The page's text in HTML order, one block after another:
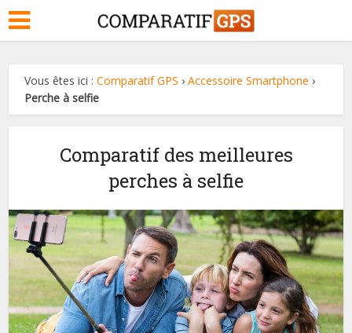
Vous êtes ici :Comparatif GPS ›Accessoire Smartphone ›
Perche à selfie
Comparatif des meilleures
perches à selfie